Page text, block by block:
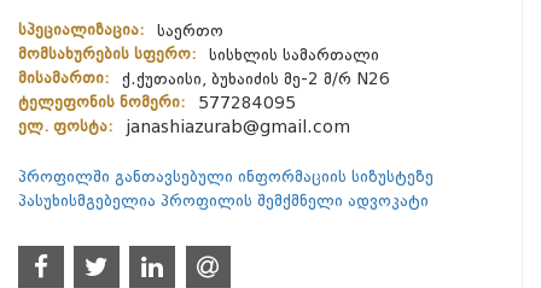
სპეციალიზაცია:
საერთო
მომსახურების სფერო:
სისხლის სამართალი
მისამართი:
ქ.ქუთაისი, ბუხაიძის მე-2 მ/რ N26
ტელეფონის ნომერი:
577284095
ელ. ფოსტა:
janashiazurab@gmail.com
პროფილში განთავსებული ინფორმაციის სიზუსტეზე
პასუხისმგებელია პროფილის შემქმნელი ადვოკატი